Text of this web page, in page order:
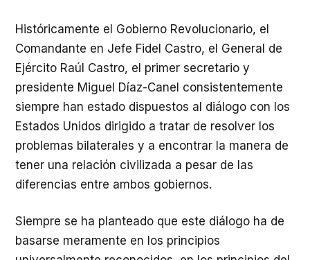
Históricamente el Gobierno Revolucionario, el
Comandante en Jefe Fidel Castro, el General de
Ejército Raúl Castro, el primer secretario y
presidente Miguel Díaz-Canel consistentemente
siempre han estado dispuestos al diálogo con los
Estados Unidos dirigido a tratar de resolver los
problemas bilaterales y a encontrar la manera de
tener una relación civilizada a pesar de las
diferencias entre ambos gobiernos.
Siempre se ha planteado que este diálogo ha de
basarse meramente en los principios